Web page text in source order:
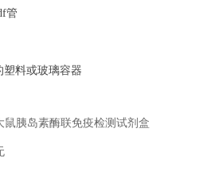
管
塑料或玻璃容器
鼠胰岛素酶联免疫检测试剂盒